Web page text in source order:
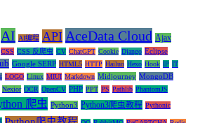
AI AI编程 API AceData Cloud Ajax
CSS CSS 反爬虫 CV ChatGPT Cookie Django Eclipse
Google SERP HTML5 HTTP Hailuo Hexo Hook IP IT
LOGO Linux MIUI Markdown Midjourney MongoDB
Nexior OCR OpenCV PHP PPT PS Pathlib PhantomJS
爬虫 Python3 Python3爬虫教程 Pythonic